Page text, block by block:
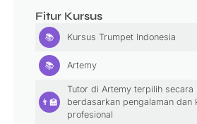
Fitur Kursus
📚 Kursus Trumpet Indonesia
📚 Artemy
👨‍🏫
Tutor di Artemy terpilih secara
berdasarkan pengalaman dan
profesional